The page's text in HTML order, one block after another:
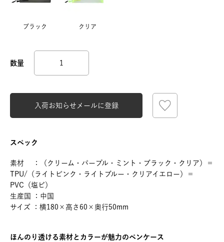
ブラック クリア
入荷お知らせメールに登録
スペック
素材 ：（クリーム・パープル・ミント・ブラック・クリア）＝
TPU/（ライトピンク・ライトブルー・クリアイエロー）＝
PVC（塩ビ）
生産国 ：中国
サイズ ：横180×高さ60×奥行50mm
ほんのり透ける素材とカラーが魅力のペンケース